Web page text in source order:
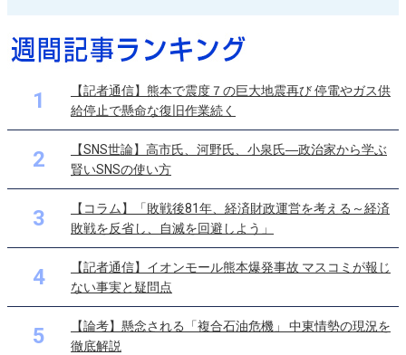
1
【記者通信】熊本で震度７の巨大地震再び 停電やガス供
給停止で懸命な復旧作業続く
2
【SNS世論】高市氏、河野氏、小泉氏―政治家から学ぶ
賢いSNSの使い方
3
【コラム】「敗戦後81年、経済財政運営を考える～経済
敗戦を反省し、自滅を回避しよう」
4
【記者通信】イオンモール熊本爆発事故 マスコミが報じ
ない事実と疑問点
5
【論考】懸念される「複合石油危機」 中東情勢の現況を
徹底解説